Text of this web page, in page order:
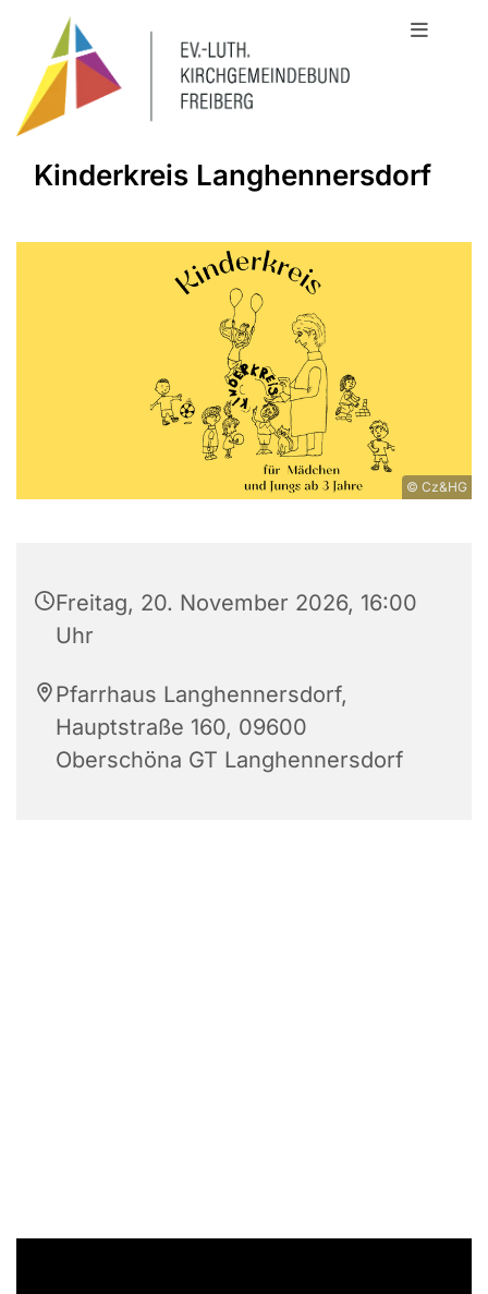
Kinderkreis Langhennersdorf
© Cz&HG
Freitag, 20. November 2026, 16:00
Uhr
Pfarrhaus Langhennersdorf,
Hauptstraße 160, 09600
Oberschöna GT Langhennersdorf